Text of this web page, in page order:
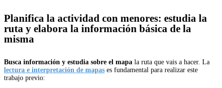
Planifica la actividad con menores: estudia la
ruta y elabora la información básica de la
misma
Busca información y estudia sobre el mapa la ruta que vais a hacer. La
lectura e interpretación de mapas es fundamental para realizar este
trabajo previo: